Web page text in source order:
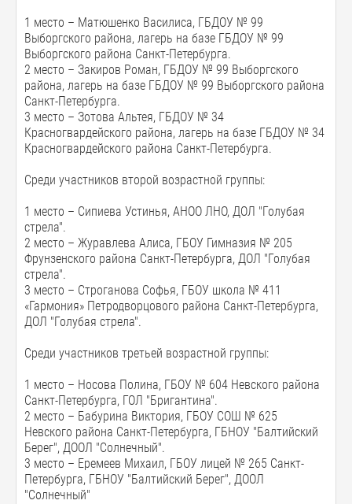
1 место – Матюшенко Василиса, ГБДОУ № 99
Выборгского района, лагерь на базе ГБДОУ № 99
Выборгского района Санкт-Петербурга.
2 место – Закиров Роман, ГБДОУ № 99 Выборгского
района, лагерь на базе ГБДОУ № 99 Выборгского района
Санкт-Петербурга.
3 место – Зотова Альтея, ГБДОУ № 34
Красногвардейского района, лагерь на базе ГБДОУ № 34
Красногвардейского района Санкт-Петербурга.
Среди участников второй возрастной группы:
1 место – Сипиева Устинья, АНОО ЛНО, ДОЛ "Голубая
стрела".
2 место – Журавлева Алиса, ГБОУ Гимназия № 205
Фрунзенского района Санкт-Петербурга, ДОЛ "Голубая
стрела".
3 место – Строганова Софья, ГБОУ школа № 411
«Гармония» Петродворцового района Санкт-Петербурга,
ДОЛ "Голубая стрела".
Среди участников третьей возрастной группы:
1 место – Носова Полина, ГБОУ № 604 Невского района
Санкт-Петербурга, ГОЛ "Бригантина".
2 место – Бабурина Виктория, ГБОУ СОШ № 625
Невского района Санкт-Петербурга, ГБНОУ "Балтийский
Берег", ДООЛ "Солнечный".
3 место – Еремеев Михаил, ГБОУ лицей № 265 Санкт-
Петербурга, ГБНОУ "Балтийский Берег", ДООЛ
"Солнечный"